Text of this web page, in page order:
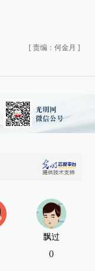
[ 责编：何金月 ]
飘过
0